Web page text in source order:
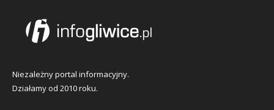
Niezależny portal informacyjny.
Działamy od 2010 roku.